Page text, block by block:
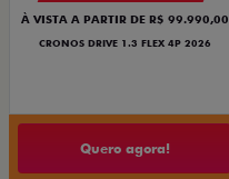
À VISTA A PARTIR DE R$ 99.990,00
CRONOS DRIVE 1.3 FLEX 4P 2026
Quero agora!